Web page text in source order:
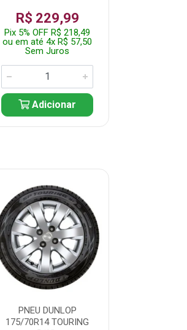
R$ 229,99
Pix 5% OFF R$ 218,49
ou em até 4x R$ 57,50
Sem Juros
Adicionar
PNEU DUNLOP
175/70R14 TOURING